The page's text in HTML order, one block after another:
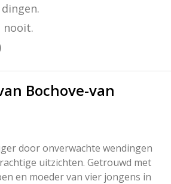
nooit.
Bochove-van
door onverwachte wendingen
uitzichten. Getrouwd met
en moeder van vier jongens in